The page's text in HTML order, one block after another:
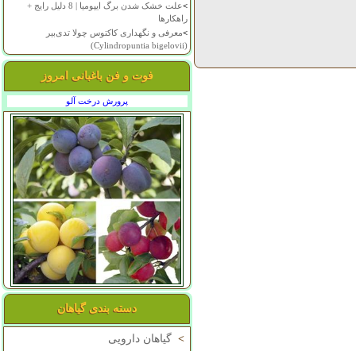
>
علت خشک شدن برگ ایپومیا | 8 دلیل رایج +
راهکارها
>معرفی و نگهداری کاکتوس چولا تدی‌بیر
(Cylindropuntia bigelovii)
فوت و فن باغبانی امروز
پرورش درخت آلو
دسته بندی گیاهان
> گیاهان دارویی